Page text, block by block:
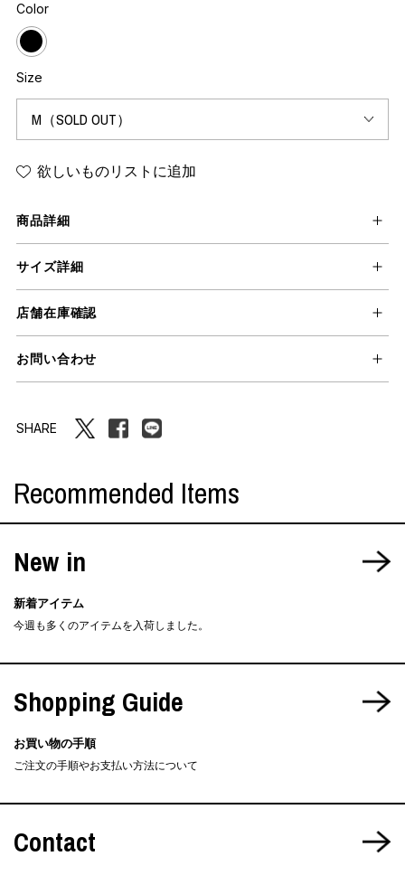
Color
Size
欲しいものリストに追加
商品詳細
サイズ詳細
店舗在庫確認
お問い合わせ
SHARE
Recommended Items
New in
新着アイテム
今週も多くのアイテムを入荷しました。
Shopping Guide
お買い物の手順
ご注文の手順やお支払い方法について
Contact